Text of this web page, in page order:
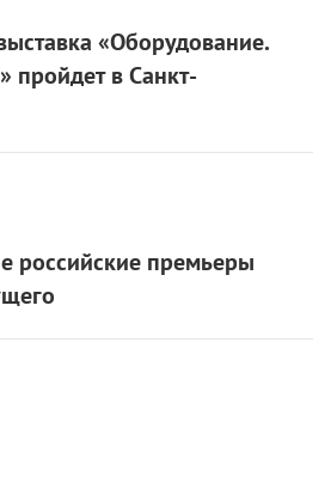
«Оборудование.
пройдет в Санкт-
российские премьеры